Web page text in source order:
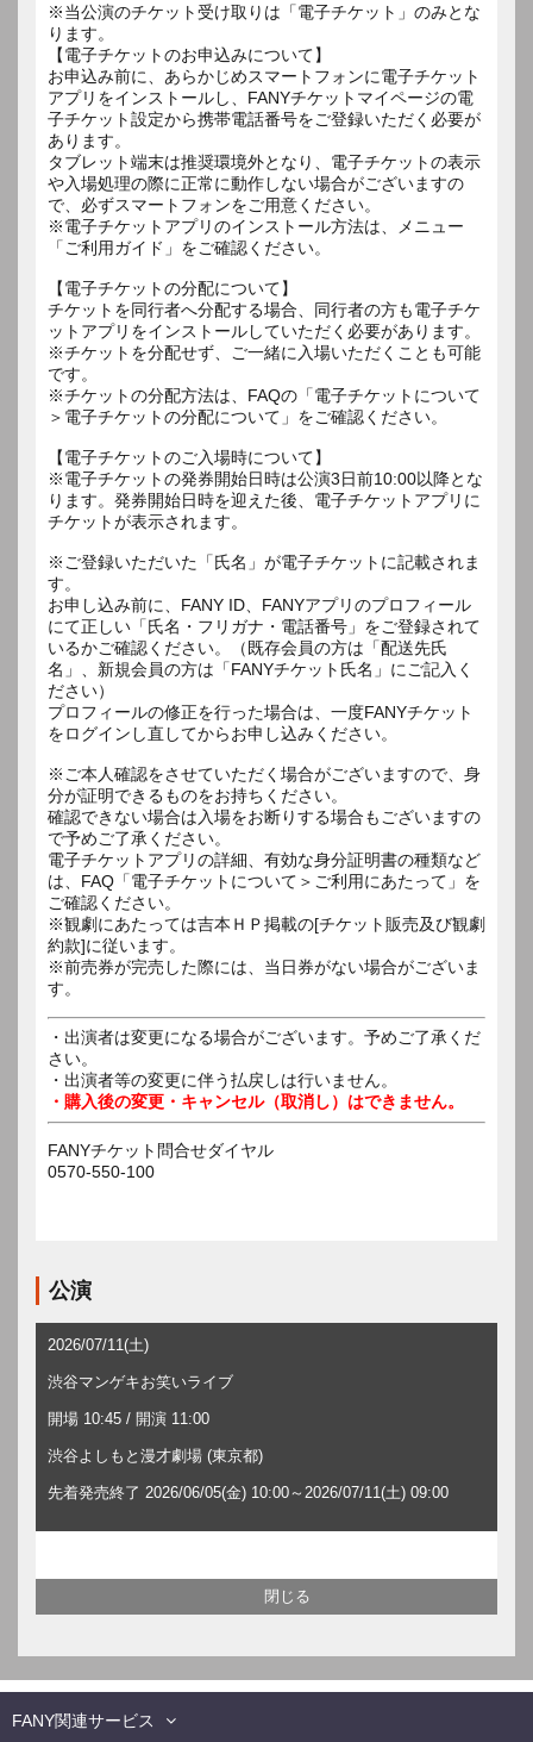
※当公演のチケット受け取りは「電子チケット」のみとな
ります。
【電子チケットのお申込みについて】
お申込み前に、あらかじめスマートフォンに電子チケット
アプリをインストールし、FANYチケットマイページの電
子チケット設定から携帯電話番号をご登録いただく必要が
あります。
タブレット端末は推奨環境外となり、電子チケットの表示
や入場処理の際に正常に動作しない場合がございますの
で、必ずスマートフォンをご用意ください。
※電子チケットアプリのインストール方法は、メニュー
「ご利用ガイド」をご確認ください。
【電子チケットの分配について】
チケットを同行者へ分配する場合、同行者の方も電子チケ
ットアプリをインストールしていただく必要があります。
※チケットを分配せず、ご一緒に入場いただくことも可能
です。
※チケットの分配方法は、FAQの「電子チケットについて
＞電子チケットの分配について」をご確認ください。
【電子チケットのご入場時について】
※電子チケットの発券開始日時は公演3日前10:00以降とな
ります。発券開始日時を迎えた後、電子チケットアプリに
チケットが表示されます。
※ご登録いただいた「氏名」が電子チケットに記載されま
す。
お申し込み前に、FANY ID、FANYアプリのプロフィール
にて正しい「氏名・フリガナ・電話番号」をご登録されて
いるかご確認ください。（既存会員の方は「配送先氏
名」、新規会員の方は「FANYチケット氏名」にご記入く
ださい）
プロフィールの修正を行った場合は、一度FANYチケット
をログインし直してからお申し込みください。
※ご本人確認をさせていただく場合がございますので、身
分が証明できるものをお持ちください。
確認できない場合は入場をお断りする場合もございますの
で予めご了承ください。
電子チケットアプリの詳細、有効な身分証明書の種類など
は、FAQ「電子チケットについて＞ご利用にあたって」を
ご確認ください。
※観劇にあたっては吉本ＨＰ掲載の[チケット販売及び観劇
約款]に従います。
※前売券が完売した際には、当日券がない場合がございま
す。
・出演者は変更になる場合がございます。予めご了承くだ
さい。
・出演者等の変更に伴う払戻しは行いません。
・購入後の変更・キャンセル（取消し）はできません。
FANYチケット問合せダイヤル
0570-550-100
公演
2026/07/11(土)
渋谷マンゲキお笑いライブ
開場 10:45 / 開演 11:00
渋谷よしもと漫才劇場 (東京都)
先着発売終了 2026/06/05(金) 10:00～2026/07/11(土) 09:00
FANY関連サービス